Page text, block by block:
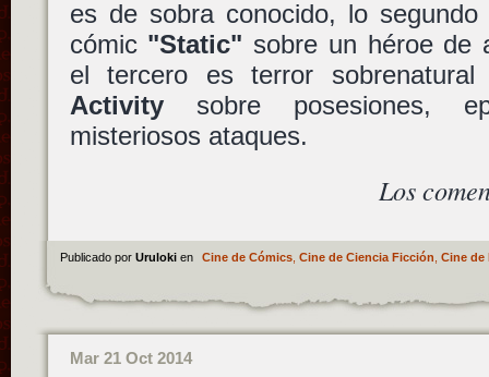
es de sobra conocido, lo
cómic "Static" sobre un héroe de
el tercero es terror
Activitysobre posesiones,
misteriosos ataques.
Los
Publicado por Uruloki en Cine de Cómics, Cine de Ciencia Ficción Cine de
Mar 21 Oct 2014